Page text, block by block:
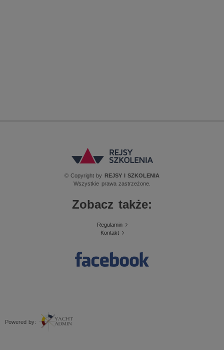
© Copyright by REJSY I SZKOLENIA
Wszystkie prawa zastrzeżone.
Powered by:
Zobacz także:
Regulamin
Kontakt